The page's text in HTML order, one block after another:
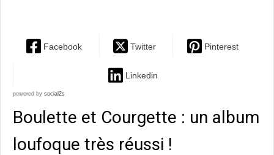
Facebook Twitter Pinterest
Linkedin
powered by social2s
Boulette et Courgette : un album
loufoque très réussi !